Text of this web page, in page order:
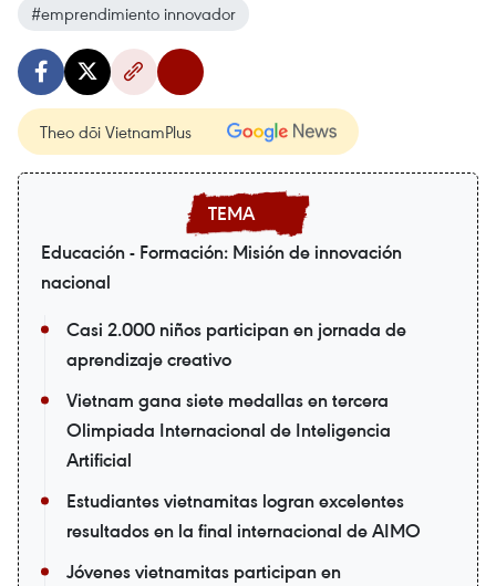
#emprendimiento innovador
Theo dõi VietnamPlus
Educación - Formación: Misión de innovación
nacional
Casi 2.000 niños participan en jornada de
aprendizaje creativo
Vietnam gana siete medallas en tercera
Olimpiada Internacional de Inteligencia
Artificial
Estudiantes vietnamitas logran excelentes
resultados en la final internacional de AIMO
Jóvenes vietnamitas participan en